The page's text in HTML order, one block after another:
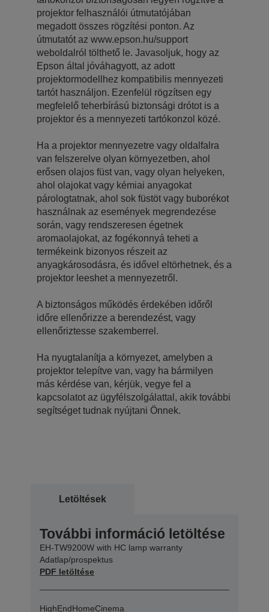
projektor felhasználói útmutatójában
megadott összes rögzítési ponton. Az
útmutatót az www.epson.hu/support
weboldalról tölthető le. Javasoljuk, hogy az
Epson által jóváhagyott, az adott
projektormodellhez kompatibilis mennyezeti
tartót használjon. Ezenfelül rögzítsen egy
megfelelő teherbírású biztonsági drótot is a
projektor és a mennyezeti tartókonzol közé.
Ha a projektor mennyezetre vagy oldalfalra
van felszerelve olyan környezetben, ahol
erősen olajos füst van, vagy olyan helyeken,
ahol olajokat vagy kémiai anyagokat
párologtatnak, ahol sok füstöt vagy buborékot
használnak az események megrendezése
során, vagy rendszeresen égetnek
aromaolajokat, az fogékonnyá teheti a
termékeink bizonyos részeit az
anyagkárosodásra, és idővel eltörhetnek, és a
projektor leeshet a mennyezetről.
A biztonságos működés érdekében időről
időre ellenőrizze a berendezést, vagy
ellenőriztesse szakemberrel.
Ha nyugtalanítja a környezet, amelyben a
projektor telepítve van, vagy ha bármilyen
más kérdése van, kérjük, vegye fel a
kapcsolatot az ügyfélszolgálattal, akik további
segítséget tudnak nyújtani Önnek.
Letöltések
További információ letöltése
EH-TW9200W with HC lamp warranty
Adatlap/prospektus
PDF letöltése
HighEndHomeCinema